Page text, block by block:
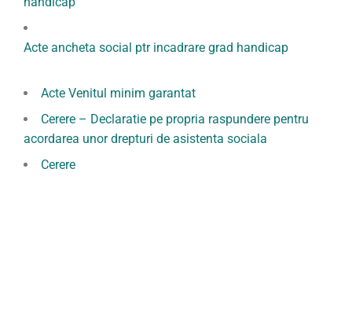
Acte ancheta social ptr incadrare grad handicap
Acte Venitul minim garantat
Cerere – Declaratie pe propria raspundere pentru
acordarea unor drepturi de asistenta sociala
Cerere